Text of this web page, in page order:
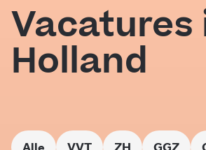
Vacatures
Holland